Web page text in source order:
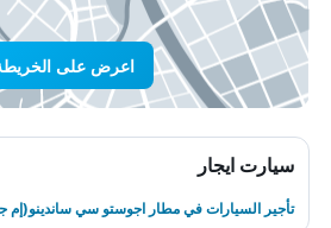
اعرض على
سيارت ايجار
تأجير السيارات في مطار اجوستو سي ساندينو(إم